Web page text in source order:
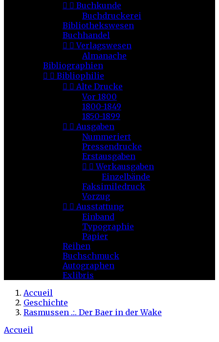
  Buchkunde
Buchdruckerei
Bibliothekswesen
Buchhandel
  Verlagswesen
Almanache
Bibliographien
  Bibliophilie
  Alte Drucke
Vor 1800
1800-1849
1850-1899
  Ausgaben
Nummeriert
Pressendrucke
Erstausgaben
  Werkausgaben
Einzelbände
Faksimiledruck
Vorzug
  Ausstattung
Einband
Typographie
Papier
Reihen
Buchschmuck
Autographen
Exlibris
Accueil
Geschichte
Rasmussen .:. Der Baer in der Wake
Accueil